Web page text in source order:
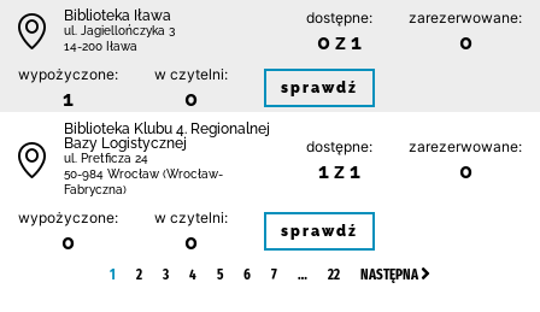
Biblioteka Iława
ul. Jagiellończyka 3
14-200 Iława
dostępne:
0 z 1
zarezerwowane:
0
wypożyczone:
1
w czytelni:
0 sprawdź
Biblioteka Klubu 4. Regionalnej
Bazy Logistycznej
ul. Pretficza 24
50-984 Wrocław (Wrocław-
Fabryczna)
dostępne:
1 z 1
zarezerwowane:
0
wypożyczone:
0
w czytelni:
0 sprawdź
1 2 3 4 5 6 7 … 22 NASTĘPNA